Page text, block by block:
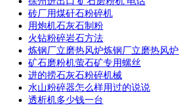
砖厂用煤矸石粉碎机
用炮机石灰石制粉
火钻粉碎岩石方法
炼钢厂立磨热风炉炼钢厂立磨热风
矿石磨粉机萤石矿专用螺丝
进的捞石灰石粉碎机械
水山粉碎器怎么样用过的说说
透析机多少钱一台